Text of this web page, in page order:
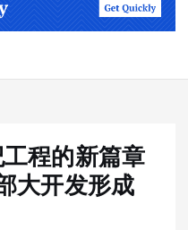
程的新篇章
大开发形成